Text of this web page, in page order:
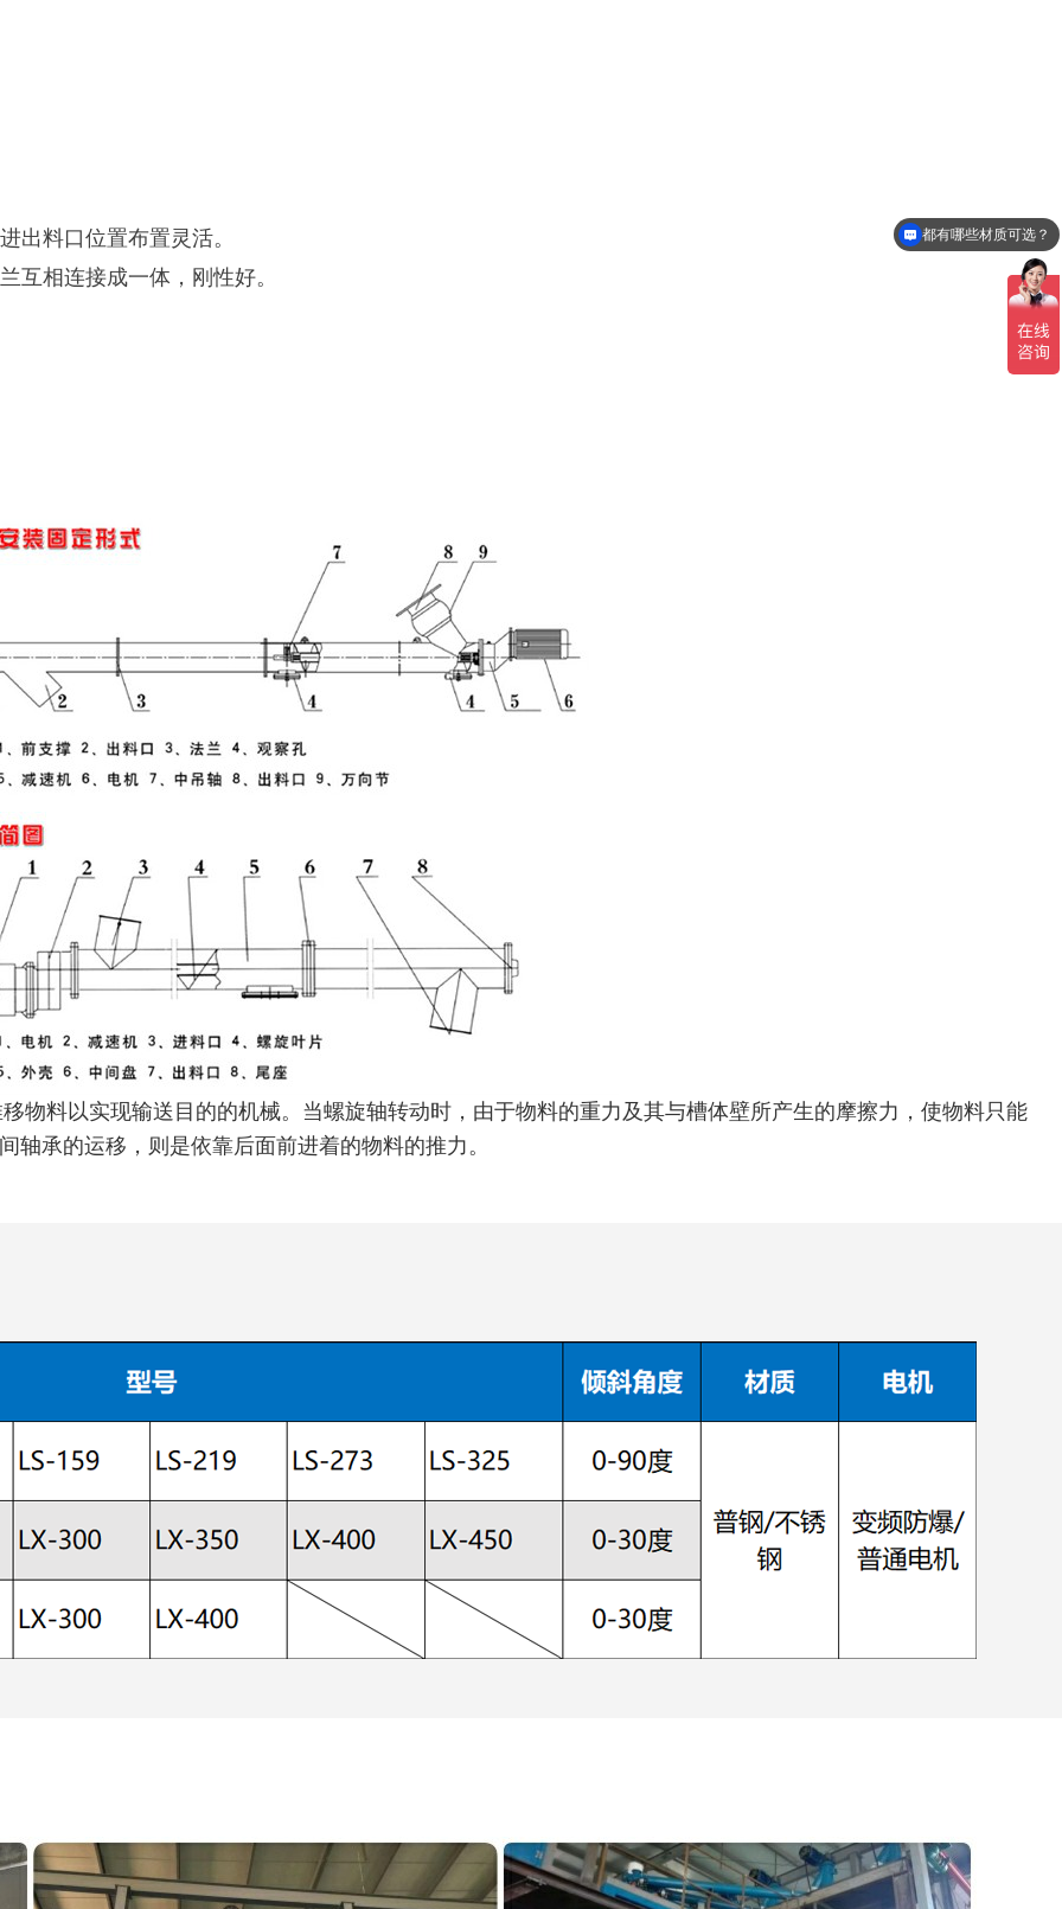
出料口位置布置灵活。
相连接成一体，刚性好。
物料以实现输送目的的机械。当螺旋轴转动时，由于物料的重力及其与槽体壁所产生的摩擦力，使物料只能
承的运移，则是依靠后面前进着的物料的推力。
都有哪些材质可选？
对物料有哪些要求？